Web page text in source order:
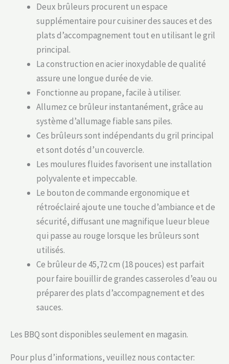
Deux brûleurs procurent un espace
supplémentaire pour cuisiner des sauces et des
plats d’accompagnement tout en utilisant le gril
principal.
La construction en acier inoxydable de qualité
assure une longue durée de vie.
Fonctionne au propane, facile à utiliser.
Allumez ce brûleur instantanément, grâce au
système d’allumage fiable sans piles.
Ces brûleurs sont indépendants du gril principal
et sont dotés d’un couvercle.
Les moulures fluides favorisent une installation
polyvalente et impeccable.
Le bouton de commande ergonomique et
rétroéclairé ajoute une touche d’ambiance et de
sécurité, diffusant une magnifique lueur bleue
qui passe au rouge lorsque les brûleurs sont
utilisés.
Ce brûleur de 45,72 cm (18 pouces) est parfait
pour faire bouillir de grandes casseroles d’eau ou
préparer des plats d’accompagnement et des
sauces.
Les BBQ sont disponibles seulement en magasin.
Pour plus d’informations, veuillez nous contacter: